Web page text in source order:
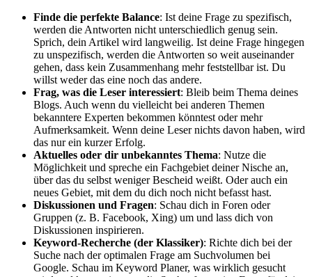
Finde die perfekte Balance: Ist deine Frage zu spezifisch,
werden die Antworten nicht unterschiedlich genug sein.
Sprich, dein Artikel wird langweilig. Ist deine Frage hingegen
zu unspezifisch, werden die Antworten so weit auseinander
gehen, dass kein Zusammenhang mehr feststellbar ist. Du
willst weder das eine noch das andere.
Frag, was die Leser interessiert: Bleib beim Thema deines
Blogs. Auch wenn du vielleicht bei anderen Themen
bekanntere Experten bekommen könntest oder mehr
Aufmerksamkeit. Wenn deine Leser nichts davon haben, wird
das nur ein kurzer Erfolg.
Aktuelles oder dir unbekanntes Thema: Nutze die
Möglichkeit und spreche ein Fachgebiet deiner Nische an,
über das du selbst weniger Bescheid weißt. Oder auch ein
neues Gebiet, mit dem du dich noch nicht befasst hast.
Diskussionen und Fragen: Schau dich in Foren oder
Gruppen (z. B. Facebook, Xing) um und lass dich von
Diskussionen inspirieren.
Keyword-Recherche (der Klassiker): Richte dich bei der
Suche nach der optimalen Frage am Suchvolumen bei
Google. Schau im Keyword Planer, was wirklich gesucht